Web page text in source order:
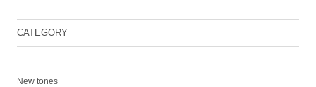
CATEGORY
New tones